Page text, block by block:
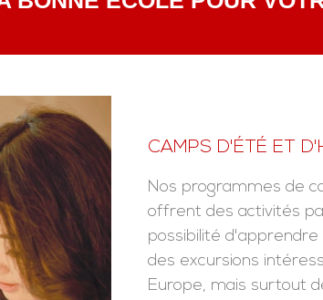
CAMPS D'ÉTÉ ET
Nos programmes de
offrent des activités
possibilité d'apprendre
des excursions
Europe, mais surtout